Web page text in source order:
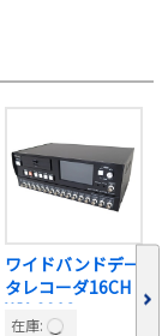
ワイドバンドデー
タレコーダ16CH
WX-9016
在庫: